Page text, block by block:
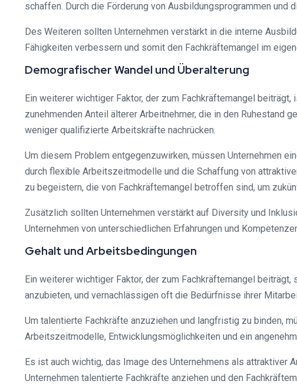
schaffen. Durch die Förderung von Ausbildungsprogrammen
Des Weiteren sollten Unternehmen verstärkt in die interne
Fähigkeiten verbessern und somit den Fachkräftemangel im
Demografischer Wandel und Überalterung
Ein weiterer wichtiger Faktor, der zum Fachkräftemangel
zunehmenden Anteil älterer Arbeitnehmer, die in den Ruhestand
weniger qualifizierte Arbeitskräfte nachrücken.
Um diesem Problem entgegenzuwirken, müssen Unternehmen
durch flexible Arbeitszeitmodelle und die Schaffung von
zu begeistern, die von Fachkräftemangel betroffen sind, um
Zusätzlich sollten Unternehmen verstärkt auf Diversity und
Unternehmen von unterschiedlichen Erfahrungen und
Gehalt und Arbeitsbedingungen
Ein weiterer wichtiger Faktor, der zum Fachkräftemangel
anzubieten, und vernachlässigen oft die Bedürfnisse ihrer
Um talentierte Fachkräfte anzuziehen und langfristig zu binden,
Arbeitszeitmodelle, Entwicklungsmöglichkeiten und ein
Es ist auch wichtig, das Image des Unternehmens als attraktiver
Unternehmen talentierte Fachkräfte anziehen und den